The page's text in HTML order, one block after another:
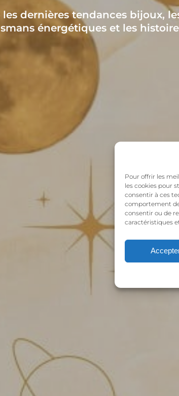
Pour offrir les
les cookies pour
consentir à ces
comportement
consentir ou de
caractéristiques
dernières tendances bijoux,
énergétiques et les